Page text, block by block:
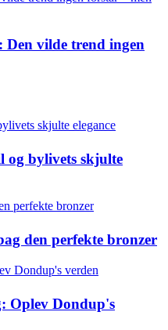
vilde trend ingen
og bylivets skjulte
den perfekte bronzer
Oplev Dondup's